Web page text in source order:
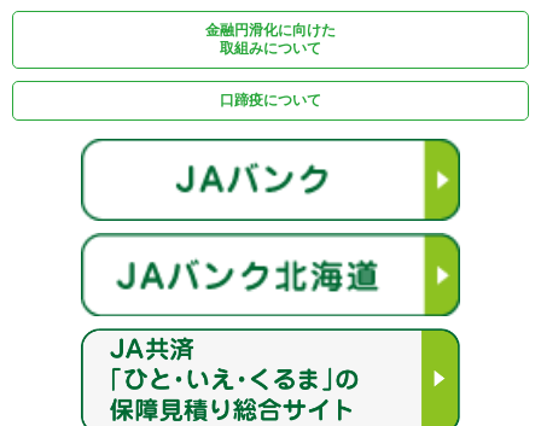
金融円滑化に向けた
取組みについて
口蹄疫について